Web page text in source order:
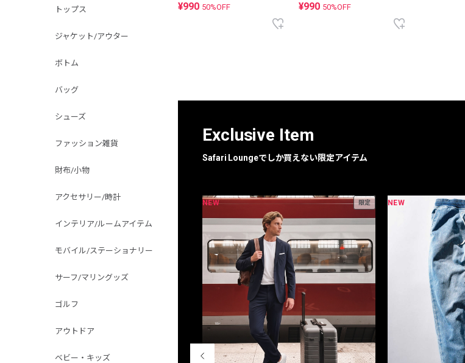
トップス
ジャケット/アウター
ボトム
バッグ
シューズ
ファッション雑貨
財布/小物
アクセサリー/時計
インテリア/ルームアイテム
モバイル/ステーショナリー
サーフ/マリングッズ
ゴルフ
アウトドア
ベビー・キッズ
¥990 50%OFF ¥990 50%OFF
Exclusive Item
Safari Loungeでしか買えない限定アイテム
NEW 限定 NEW